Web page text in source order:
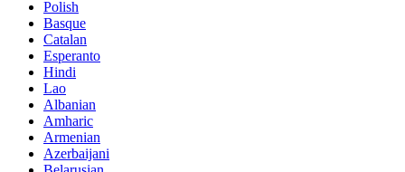
Polish
Basque
Catalan
Esperanto
Hindi
Lao
Albanian
Amharic
Armenian
Azerbaijani